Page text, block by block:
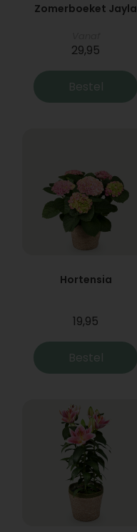
Zomerboeket Jayla
29,95
Bestel
Hortensia
19,95
Bestel